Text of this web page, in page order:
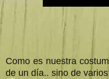
Como es nuestra
de un día.. sino de